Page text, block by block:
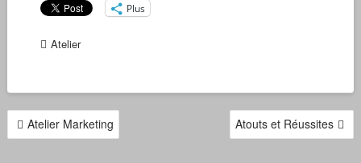
Plus
Atelier
NAVIGATION
DE
Atelier Marketing Atouts et Réussites